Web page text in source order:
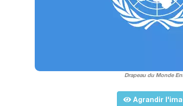
Drapeau du Monde
Agrandir